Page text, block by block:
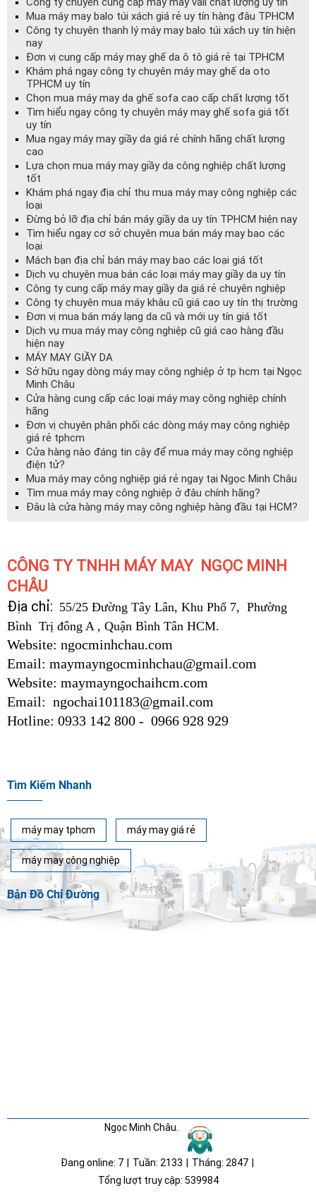
Mua máy may balo túi xách giá rẻ uy tín hàng đâu TPHCM
Công ty chuyên thanh lý máy may balo túi xách uy tín hiện
nay
Đơn vị cung cấp máy may ghế da ô tô giá rẻ tại TPHCM
Khám phá ngay công ty chuyên máy may ghế da oto
TPHCM uy tín
Chọn mua máy may da ghế sofa cao cấp chất lượng tốt
Tìm hiểu ngay công ty chuyên máy may ghế sofa giá tốt
uy tín
Mua ngay máy may giầy da giá rẻ chính hãng chất lượng
cao
Lựa chọn mua máy may giầy da công nghiệp chất lượng
tốt
Khám phá ngay địa chỉ thu mua máy may công nghiệp các
loại
Đừng bỏ lỡ địa chỉ bán máy giầy da uy tín TPHCM hiện nay
Tìm hiểu ngay cơ sở chuyên mua bán máy may bao các
loại
Mách bạn địa chỉ bán máy may bao các loại giá tốt
Dịch vụ chuyên mua bán các loại máy may giầy da uy tín
Công ty cung cấp máy may giầy da giá rẻ chuyên nghiệp
Công ty chuyên mua máy khâu cũ giá cao uy tín thị trường
Đơn vị mua bán máy lạng da cũ và mới uy tín giá tốt
Dịch vụ mua máy may công nghiệp cũ giá cao hàng đầu
hiện nay
MÁY MAY GIẦY DA
Sở hữu ngay dòng máy may công nghiệp ở tp hcm tại Ngọc
Minh Châu
Cửa hàng cung cấp các loại máy may công nghiệp chính
hãng
Đơn vị chuyên phân phối các dòng máy may công nghiệp
giá rẻ tphcm
Cửa hàng nào đáng tin cậy để mua máy may công nghiệp
điện tử?
Mua máy may công nghiệp giá rẻ ngay tại Ngọc Minh Châu
Tìm mua máy may công nghiệp ở đâu chính hãng?
Đâu là cửa hàng máy may công nghiệp hàng đầu tại HCM?
CÔNG TY TNHH MÁY MAY NGỌC MINH
CHÂU
Địa chỉ: 55/25 Đường Tây Lân, Khu Phố 7, Phường
Bình Trị đông A , Quận Bình Tân HCM.
Website: ngocminhchau.com
Email: maymayngocminhchau@gmail.com
Website: maymayngochaihcm.com
Email: ngochai101183@gmail.com
Hotline: 0933 142 800 - 0966 928 929
Tìm Kiếm Nhanh
máy may tphcm máy may giá rẻ
máy may công nghiệp
Bản Đồ Chỉ Đường
Ngọc Minh Châu.
Đang online: 7 Tuần: 2133 Tháng: 2847
Tổng lượt truy cập: 539984